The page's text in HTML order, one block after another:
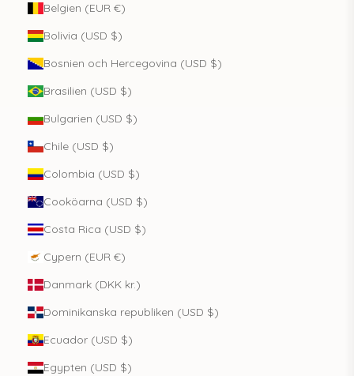
Belgien (EUR €)
Bolivia (USD $)
Bosnien och Hercegovina (USD $)
Brasilien (USD $)
Bulgarien (USD $)
Chile (USD $)
Colombia (USD $)
Cooköarna (USD $)
Costa Rica (USD $)
Cypern (EUR €)
Danmark (DKK kr.)
Dominikanska republiken (USD $)
Ecuador (USD $)
Egypten (USD $)